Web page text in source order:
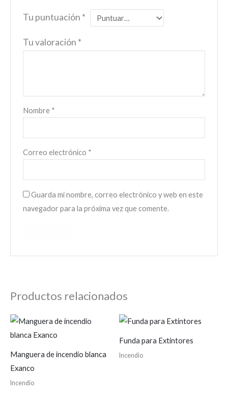
Tu puntuación *
Tu valoración *
Nombre *
Correo electrónico *
Guarda mi nombre, correo electrónico y web en este
navegador para la próxima vez que comente.
Productos relacionados
Manguera de incendio blanca
Exanco
Incendio
Funda para Extintores
Incendio